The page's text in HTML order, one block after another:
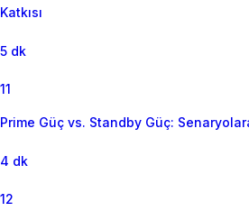
Katkısı
5 dk
11
Prime Güç vs. Standby Güç:
4 dk
12